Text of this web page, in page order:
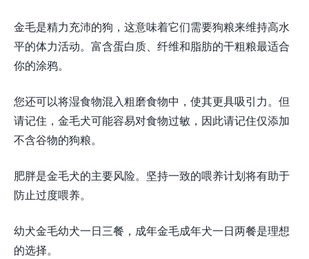
金毛是精力充沛的狗，这意味着它们需要狗粮来维持高水
平的体力活动。富含蛋白质、纤维和脂肪的干粗粮最适合
你的涂鸦。
您还可以将湿食物混入粗磨食物中，使其更具吸引力。但
请记住，金毛犬可能容易对食物过敏，因此请记住仅添加
不含谷物的狗粮。
肥胖是金毛犬的主要风险。坚持一致的喂养计划将有助于
防止过度喂养。
幼犬金毛幼犬一日三餐，成年金毛成年犬一日两餐是理想
的选择。